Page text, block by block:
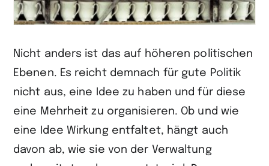
Nicht anders ist das auf höheren politischen
Ebenen. Es reicht demnach für gute Politik
nicht aus, eine Idee zu haben und für diese
eine Mehrheit zu organi­sieren. Ob und wie
eine Idee Wirkung entfaltet, hängt auch
davon ab, wie sie von der Verwaltung